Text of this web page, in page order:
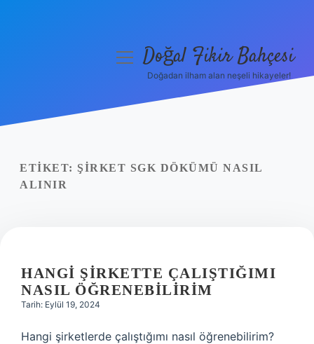
Yasal Uyarı
menüyüDoğal Fikir Bahçesi
Doğadan ilham alan neşeli hikayeler!
ETIKET: ŞIRKET SGK DÖKÜMÜ NASIL
ALINIR
HANGI ŞIRKETTE ÇALIŞTIĞIMI
NASIL ÖĞRENEBILIRIM
Tarih: Eylül 19, 2024
Hangi şirketlerde çalıştığımı nasıl öğrenebilirim?